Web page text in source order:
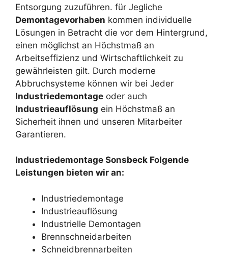
Entsorgung zuzuführen. für Jegliche
Demontagevorhaben kommen individuelle
Lösungen in Betracht die vor dem Hintergrund,
einen möglichst an Höchstmaß an
Arbeitseffizienz und Wirtschaftlichkeit zu
gewährleisten gilt. Durch moderne
Abbruchsysteme können wir bei Jeder
Industriedemontage oder auch
Industrieauflösung ein Höchstmaß an
Sicherheit ihnen und unseren Mitarbeiter
Garantieren.
Industriedemontage Sonsbeck Folgende
Leistungen bieten wir an:
Industriedemontage
Industrieauflösung
Industrielle Demontagen
Brennschneidarbeiten
Schneidbrennarbeiten